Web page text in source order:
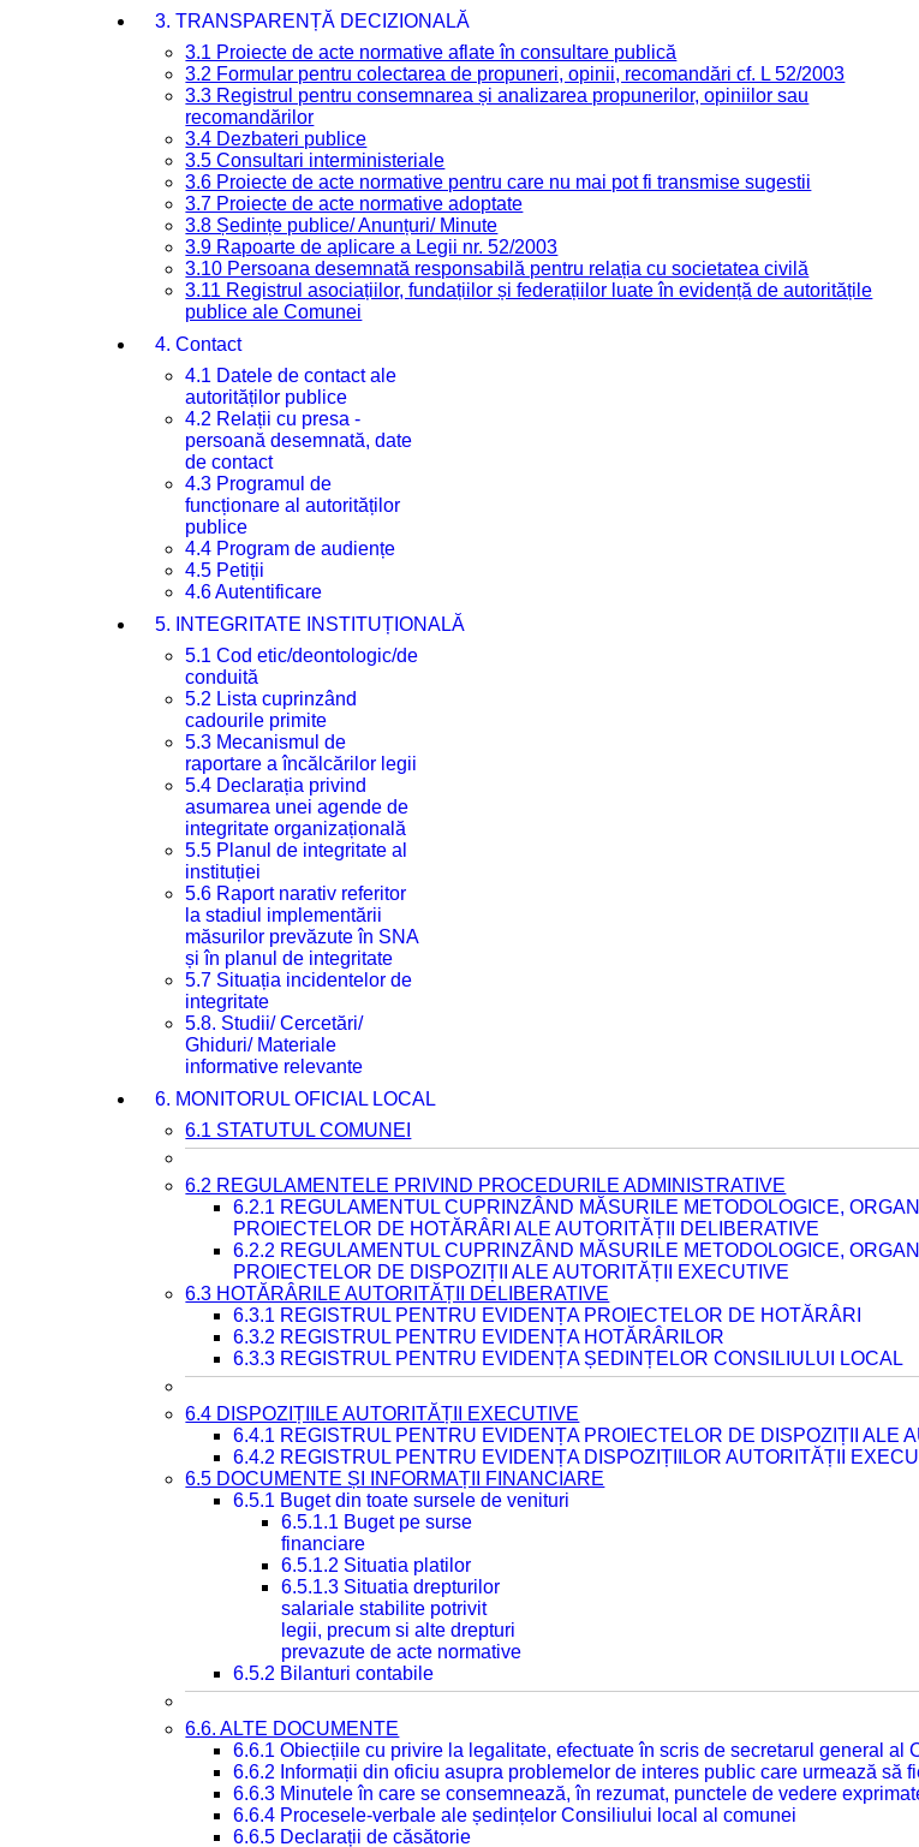
3. TRANSPARENȚĂ DECIZIONALĂ
3.1 Proiecte de acte normative aflate în consultare publică
3.2 Formular pentru colectarea de propuneri, opinii, recomandări cf. L 52/2003
3.3 Registrul pentru consemnarea și analizarea propunerilor, opiniilor sau
recomandărilor
3.4 Dezbateri publice
3.5 Consultari interministeriale
3.6 Proiecte de acte normative pentru care nu mai pot fi transmise sugestii
3.7 Proiecte de acte normative adoptate
3.8 Ședințe publice/ Anunțuri/ Minute
3.9 Rapoarte de aplicare a Legii nr. 52/2003
3.10 Persoana desemnată responsabilă pentru relația cu societatea civilă
3.11 Registrul asociațiilor, fundațiilor și federațiilor luate în evidență de autoritățile
publice ale Comunei
4. Contact
4.1 Datele de contact ale
autorităților publice
4.2 Relații cu presa -
persoană desemnată, date
de contact
4.3 Programul de
funcționare al autorităților
publice
4.4 Program de audiențe
4.5 Petiții
4.6 Autentificare
5. INTEGRITATE INSTITUȚIONALĂ
5.1 Cod etic/deontologic/de
conduită
5.2 Lista cuprinzând
cadourile primite
5.3 Mecanismul de
raportare a încălcărilor legii
5.4 Declarația privind
asumarea unei agende de
integritate organizațională
5.5 Planul de integritate al
instituției
5.6 Raport narativ referitor
la stadiul implementării
măsurilor prevăzute în SNA
și în planul de integritate
5.7 Situația incidentelor de
integritate
5.8. Studii/ Cercetări/
Ghiduri/ Materiale
informative relevante
6. MONITORUL OFICIAL LOCAL
6.1 STATUTUL COMUNEI
6.2 REGULAMENTELE PRIVIND PROCEDURILE ADMINISTRATIVE
6.2.1 REGULAMENTUL CUPRINZÂND MĂSURILE METODOLOGICE,
PROIECTELOR DE HOTĂRÂRI ALE AUTORITĂȚII DELIBERATIVE
6.2.2 REGULAMENTUL CUPRINZÂND MĂSURILE METODOLOGICE,
PROIECTELOR DE DISPOZIȚII ALE AUTORITĂȚII EXECUTIVE
6.3 HOTĂRÂRILE AUTORITĂȚII DELIBERATIVE
6.3.1 REGISTRUL PENTRU EVIDENȚA PROIECTELOR DE HOTĂRÂRI
6.3.2 REGISTRUL PENTRU EVIDENȚA HOTĂRÂRILOR
6.3.3 REGISTRUL PENTRU EVIDENȚA ȘEDINȚELOR CONSILIULUI LOCAL
6.4 DISPOZIȚIILE AUTORITĂȚII EXECUTIVE
6.4.1 REGISTRUL PENTRU EVIDENȚA PROIECTELOR DE DISPOZIȚII ALE
6.4.2 REGISTRUL PENTRU EVIDENȚA DISPOZIȚIILOR AUTORITĂȚII
6.5 DOCUMENTE ȘI INFORMAȚII FINANCIARE
6.5.1 Buget din toate sursele de venituri
6.5.1.1 Buget pe surse
financiare
6.5.1.2 Situatia platilor
6.5.1.3 Situatia drepturilor
salariale stabilite potrivit
legii, precum si alte drepturi
prevazute de acte normative
6.5.2 Bilanturi contabile
6.6. ALTE DOCUMENTE
6.6.1 Obiecțiile cu privire la legalitate, efectuate în scris de secretarul general al
6.6.2 Informații din oficiu asupra problemelor de interes public care urmează să
6.6.3 Minutele în care se consemnează, în rezumat, punctele de vedere
6.6.4 Procesele-verbale ale ședințelor Consiliului local al comunei
6.6.5 Declarații de căsătorie